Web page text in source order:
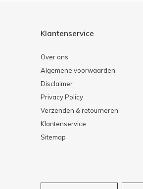
Klantenservice
Over ons
Algemene voorwaarden
Disclaimer
Privacy Policy
Verzenden & retourneren
Klantenservice
Sitemap